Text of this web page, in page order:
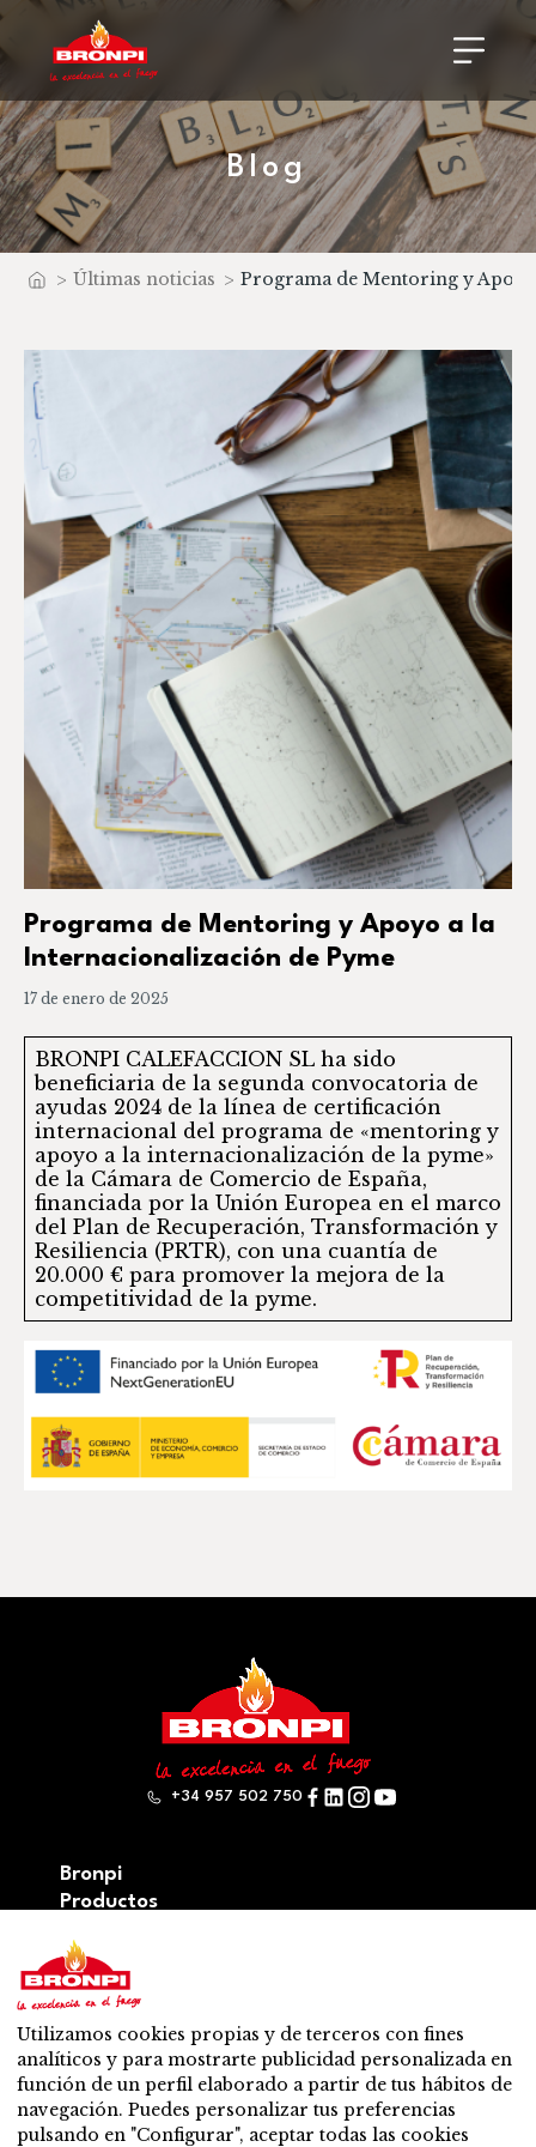
Blog
Inicio
> Últimas noticias > Programa de Mentoring y
Programa de Mentoring y Apoyo a la
Internacionalización de Pyme
17 de enero de 2025
BRONPI CALEFACCION SL ha sido
beneficiaria de la segunda convocatoria de
ayudas 2024 de la línea de certificación
internacional del programa de «mentoring y
apoyo a la internacionalización de la pyme»
de la Cámara de Comercio de España,
financiada por la Unión Europea en el marco
del Plan de Recuperación, Transformación y
Resiliencia (PRTR), con una cuantía de
20.000 € para promover la mejora de la
competitividad de la pyme.
+34 957 502 750
Bronpi
Productos
Serie leña
Serie pellets
Serie Mixta: leña y pellet
Accesorios
Ventilación
Novedades
Contacto
Venta y soporte
Utilizamos cookies propias y de terceros con fines
analíticos y para mostrarte publicidad personalizada en
función de un perfil elaborado a partir de tus hábitos de
navegación. Puedes personalizar tus preferencias
pulsando en "Configurar", aceptar todas las cookies